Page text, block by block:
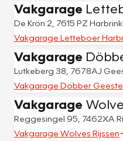
Vakgarage
De Krön 2, 7615 PZ
Vakgarage Letteboer
Vakgarage
Lutkeberg 38, 7678AJ
Vakgarage Döbber
Vakgarage
Reggesingel 95, 7462XA
Vakgarage Wolves Rijssen